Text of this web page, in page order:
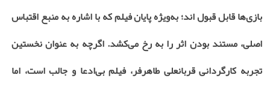
بازی‌ها قابل قبول اند؛ به‌ویژه پایان فیلم که با اشاره به منبع اقتباس
اصلی، مستند بودن اثر را به رخ می‌کشد. اگرچه به عنوان نخستین
تجربه کارگردانی قربانعلی طاهرفر، فیلم بی‌ادعا و جالب است، اما